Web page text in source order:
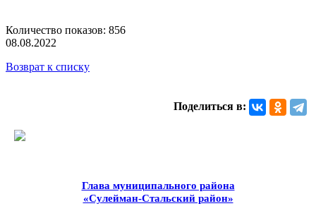
Количество показов: 856
08.08.2022
Возврат к списку
Поделиться в:
Глава муниципального района
«Сулейман-Стальский район»